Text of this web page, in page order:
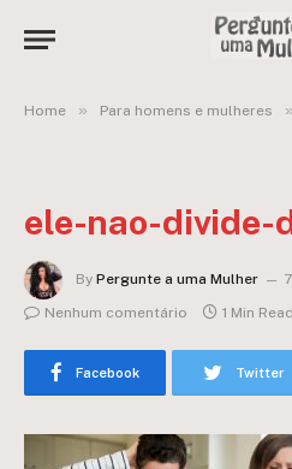
Home » Para homens e mulheres »
ele-nao-divide-
By Pergunte a uma Mulher
Nenhum comentário
1 Min Read
Facebook Twitter